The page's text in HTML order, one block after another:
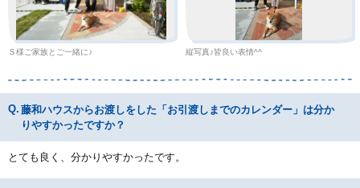
Ｓ様ご家族とご一緒に♪ 縦写真♪皆良い表情^^
藤和ハウスからお渡しをした「お引渡しまでのカレンダー」は分か
りやすかったですか？
とても良く、分かりやすかったです。